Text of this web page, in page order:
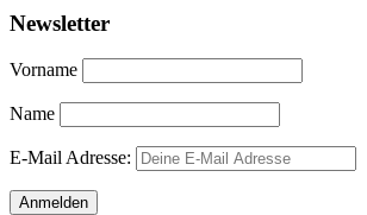
Newsletter
Vorname
Name
E-Mail Adresse: